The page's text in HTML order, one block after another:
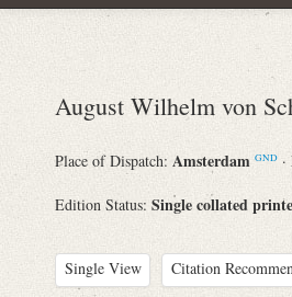
August Wilhelm von
Place of Dispatch: Amsterdam GND
Edition Status: Single collated
Single View Citation